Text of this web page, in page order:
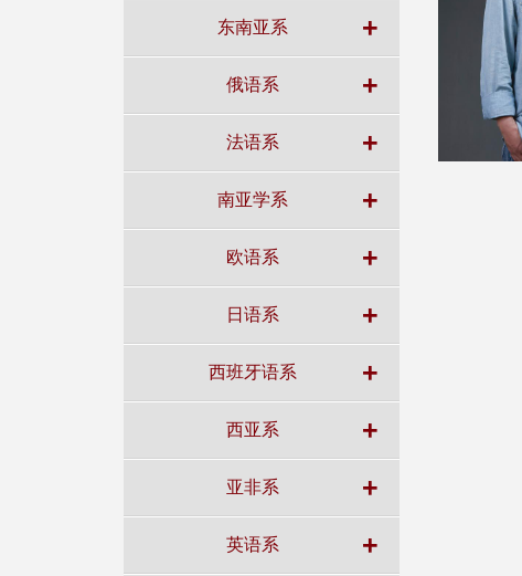
东南亚系 +
俄语系 +
法语系 +
南亚学系 +
欧语系 +
日语系 +
西班牙语系 +
西亚系 +
亚非系 +
英语系 +